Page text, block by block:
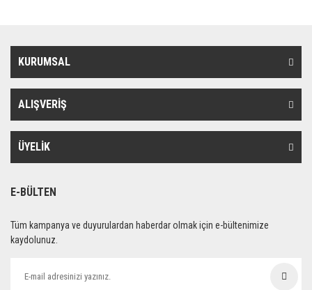
KURUMSAL
ALIŞVERİŞ
ÜYELİK
E-BÜLTEN
Tüm kampanya ve duyurulardan haberdar olmak için e-bültenimize
kaydolunuz.